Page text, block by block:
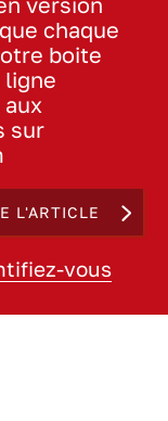
version
chaque
boite
ligne
sur
L'ARTICLE
vous